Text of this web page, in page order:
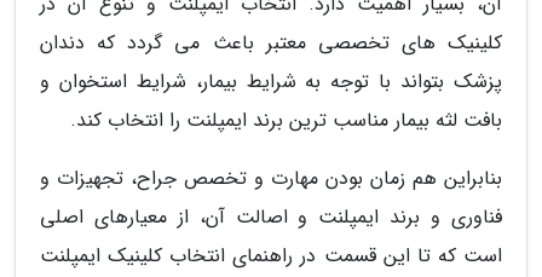
کلینیک های تخصصی معتبر باعث می گردد که دندان
پزشک بتواند با توجه به شرایط بیمار، شرایط استخوان و
بافت لثه بیمار مناسب ترین برند ایمپلنت را انتخاب کند.
بنابراین هم زمان بودن مهارت و تخصص جراح، تجهیزات و
فناوری و برند ایمپلنت و اصالت آن، از معیارهای اصلی
است که تا این قسمت در راهنمای انتخاب کلینیک ایمپلنت